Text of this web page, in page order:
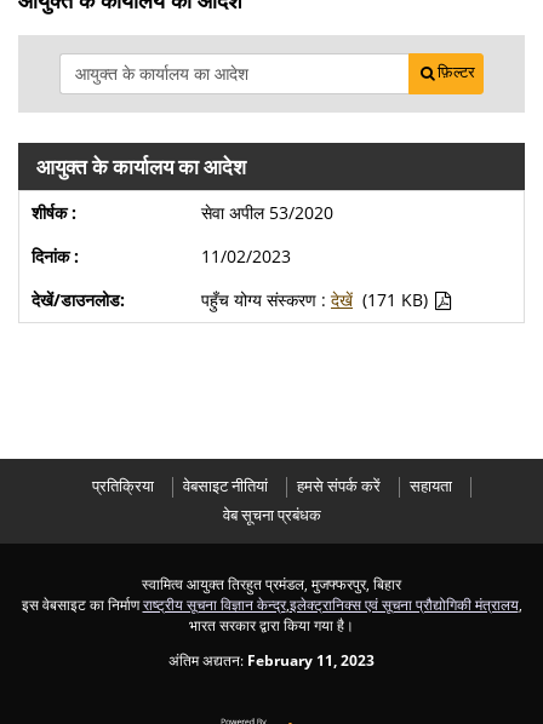
फ़िल्टर
आयुक्त के कार्यालय का आदेश
सेवा अपील 53/2020
11/02/2023
पहुँच योग्य संस्करण : देखें (171 KB)
प्रतिक्रिया वेबसाइट नीतियां हमसे संपर्क करें
सहायता
वेब सूचना प्रबंधक
स्वामित्व आयुक्त तिरहुत प्रमंडल, मुजफ्फरपुर, बिहार
इस वेबसाइट का निर्माणराष्ट्रीय सूचना विज्ञान केन्द्र,इलेक्ट्रानिक्स एवं सूचना प्रौद्योगिकी मंत्रालय,
भारत सरकार द्वारा किया गया है।
अंतिम अद्यतन: February 11, 2023